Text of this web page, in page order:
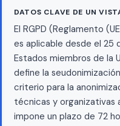
DATOS CLAVE DE UN
El RGPD (Reglamento
es aplicable desde el 25
Estados miembros de la
define la
criterio para la
técnicas y organizativas
impone un plazo de 72